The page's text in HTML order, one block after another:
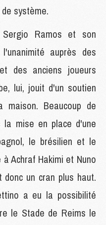
système.
Ramos et son
auprès des
des anciens joueurs
lui, jouit d'un soutien
Beaucoup de
la mise en place d'une
le brésilien et le
Achraf Hakimi et Nuno
un cran plus haut.
a eu la possibilité
le Stade de Reims le